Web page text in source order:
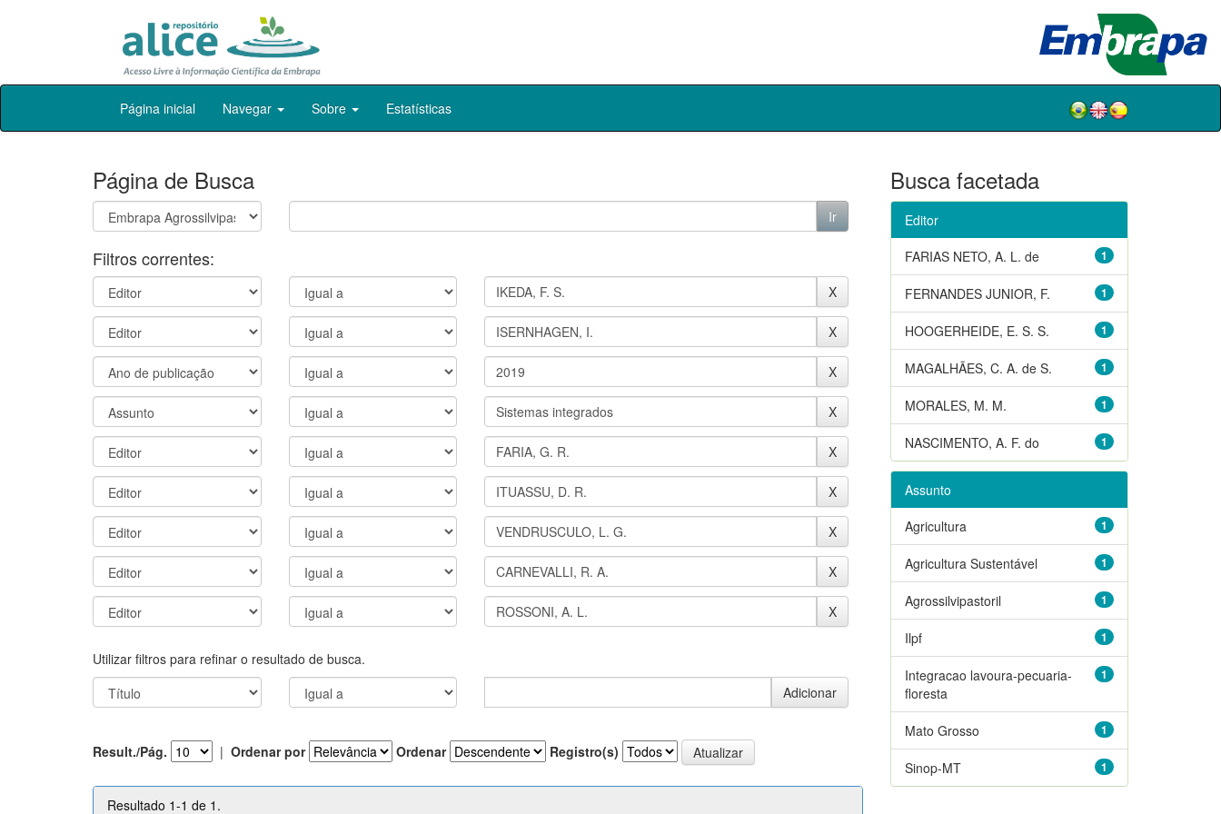
Skip
Página inicial Navegar Sobre Estatísticas
Página de Busca
Filtros correntes:
Utilizar filtros para refinar o resultado de busca.
Result./Pág. | Ordenar por Ordenar Registro(s)
Resultado 1-1 de 1.
Busca facetada
Editor
1
FARIAS NETO, A. L. de
1
FERNANDES JUNIOR, F.
1
HOOGERHEIDE, E. S. S.
1
MAGALHÃES, C. A. de S.
1
MORALES, M. M.
1
NASCIMENTO, A. F. do
Assunto
1
Agricultura
1
Agricultura Sustentável
1
Agrossilvipastoril
1
Ilpf
1
Integracao lavoura-pecuaria-
floresta
1
Mato Grosso
1
Sinop-MT